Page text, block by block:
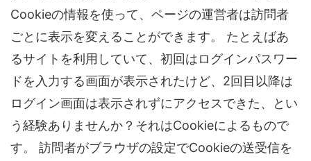
Cookieの情報を使って、ページの運営者は訪問者
ごとに表示を変えることができます。 たとえばあ
るサイトを利用していて、初回はログインパスワー
ドを入力する画面が表示されたけど、2回目以降は
ログイン画面は表示されずにアクセスできた、とい
う経験ありませんか？それはCookieによるもので
す。 訪問者がブラウザの設定でCookieの送受信を